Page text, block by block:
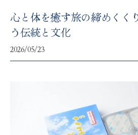
心と体を癒す旅の締めくく
う伝統と文化
2026/05/23